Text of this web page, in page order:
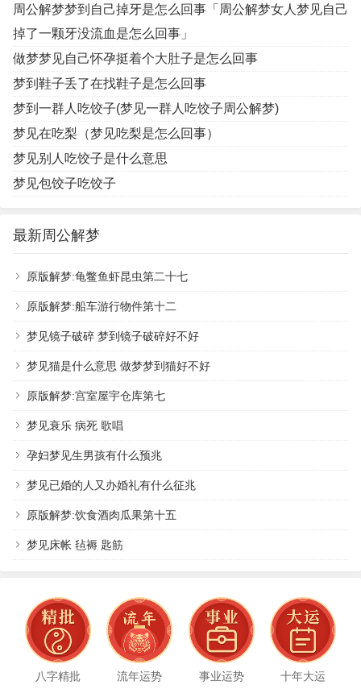
周公解梦梦到自己掉牙是怎么回事「周公解梦女人梦见自己
掉了一颗牙没流血是怎么回事」
做梦梦见自己怀孕挺着个大肚子是怎么回事
梦到鞋子丢了在找鞋子是怎么回事
梦到一群人吃饺子(梦见一群人吃饺子周公解梦)
梦见在吃梨（梦见吃梨是怎么回事）
梦见别人吃饺子是什么意思
梦见包饺子吃饺子
最新周公解梦
原版解梦:龟鳖鱼虾昆虫第二十七
原版解梦:船车游行物件第十二
梦见镜子破碎 梦到镜子破碎好不好
梦见猫是什么意思 做梦梦到猫好不好
原版解梦:宫室屋宇仓库第七
梦见衰乐 病死 歌唱
孕妇梦见生男孩有什么预兆
梦见已婚的人又办婚礼有什么征兆
原版解梦:饮食酒肉瓜果第十五
梦见床帐 毡褥 匙筋
八字精批 流年运势 事业运势 十年大运